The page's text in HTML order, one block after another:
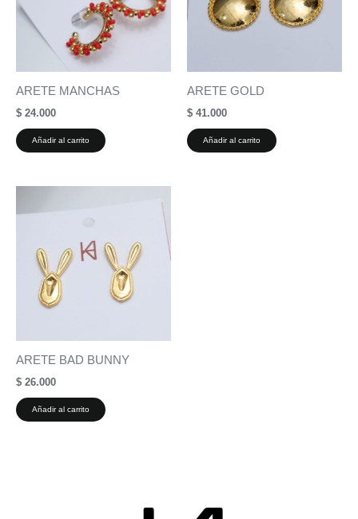
ARETE MANCHAS
$ 24.000
Añadir al carrito
ARETE GOLD
$ 41.000
Añadir al carrito
ARETE BAD BUNNY
$ 26.000
Añadir al carrito